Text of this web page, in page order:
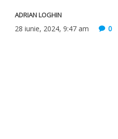
ADRIAN LOGHIN
28 iunie, 2024, 9:47 am 0